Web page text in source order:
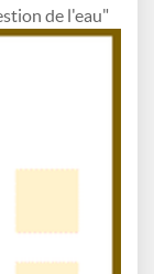
de l'eau"